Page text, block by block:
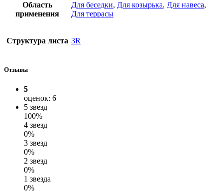
Область
применения
Для беседки, Для козырька, Для навеса,
Для террасы
Структура листа 3R
Отзывы
5
оценок: 6
5 звезд
100%
4 звезд
0%
3 звезд
0%
2 звезд
0%
1 звезда
0%